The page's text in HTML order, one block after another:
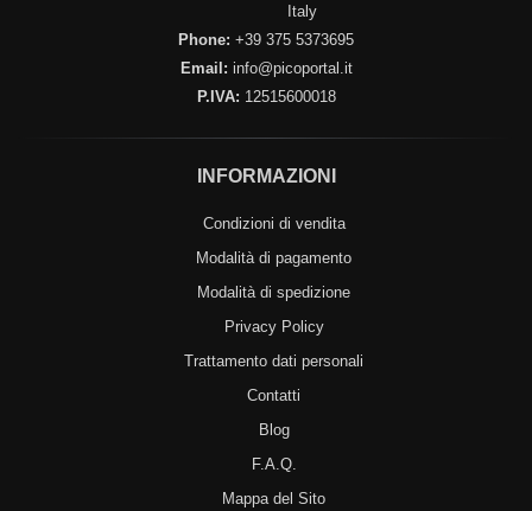
Italy
Phone: +39 375 5373695
Email: info@picoportal.it
P.IVA: 12515600018
INFORMAZIONI
Condizioni di vendita
Modalità di pagamento
Modalità di spedizione
Privacy Policy
Trattamento dati personali
Contatti
Blog
F.A.Q.
Mappa del Sito